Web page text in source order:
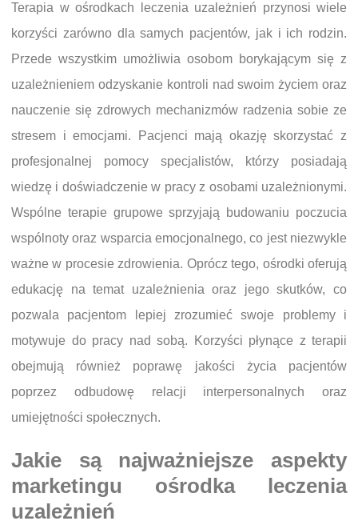
Terapia w ośrodkach leczenia uzależnień przynosi wiele
korzyści zarówno dla samych pacjentów, jak i ich rodzin.
Przede wszystkim umożliwia osobom borykającym się z
uzależnieniem odzyskanie kontroli nad swoim życiem oraz
nauczenie się zdrowych mechanizmów radzenia sobie ze
stresem i emocjami. Pacjenci mają okazję skorzystać z
profesjonalnej pomocy specjalistów, którzy posiadają
wiedzę i doświadczenie w pracy z osobami uzależnionymi.
Wspólne terapie grupowe sprzyjają budowaniu poczucia
wspólnoty oraz wsparcia emocjonalnego, co jest niezwykle
ważne w procesie zdrowienia. Oprócz tego, ośrodki oferują
edukację na temat uzależnienia oraz jego skutków, co
pozwala pacjentom lepiej zrozumieć swoje problemy i
motywuje do pracy nad sobą. Korzyści płynące z terapii
obejmują również poprawę jakości życia pacjentów
poprzez odbudowę relacji interpersonalnych oraz
umiejętności społecznych.
Jakie są najważniejsze aspekty
marketingu ośrodka leczenia
uzależnień